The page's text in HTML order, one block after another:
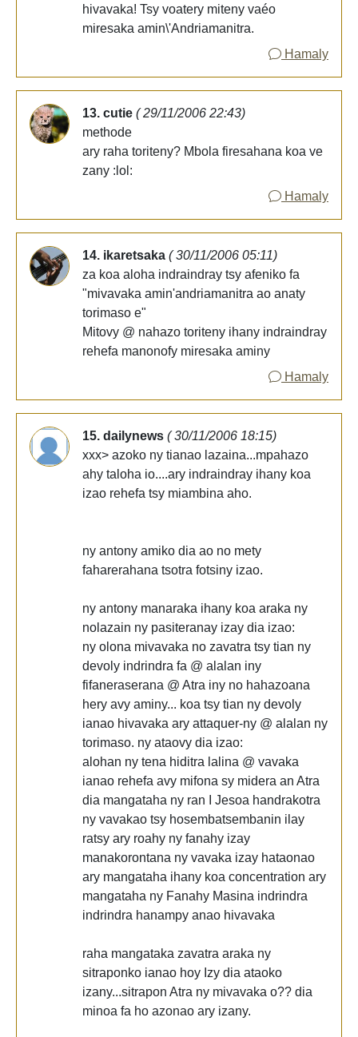
hivavaka! Tsy voatery miteny vaéo
miresaka amin\'Andriamanitra.
Hamaly
13. cutie ( 29/11/2006 22:43)
methode
ary raha toriteny? Mbola firesahana koa ve
zany :lol:
Hamaly
14. ikaretsaka ( 30/11/2006 05:11)
za koa aloha indraindray tsy afeniko fa
"mivavaka amin'andriamanitra ao anaty
torimaso e"
Mitovy @ nahazo toriteny ihany indraindray
rehefa manonofy miresaka aminy
Hamaly
15. dailynews ( 30/11/2006 18:15)
xxx> azoko ny tianao lazaina...mpahazo
ahy taloha io....ary indraindray ihany koa
izao rehefa tsy miambina aho.
ny antony amiko dia ao no mety
faharerahana tsotra fotsiny izao.
ny antony manaraka ihany koa araka ny
nolazain ny pasiteranay izay dia izao:
ny olona mivavaka no zavatra tsy tian ny
devoly indrindra fa @ alalan iny
fifaneraserana @ Atra iny no hahazoana
hery avy aminy... koa tsy tian ny devoly
ianao hivavaka ary attaquer-ny @ alalan ny
torimaso. ny ataovy dia izao:
alohan ny tena hiditra lalina @ vavaka
ianao rehefa avy mifona sy midera an Atra
dia mangataha ny ran I Jesoa handrakotra
ny vavakao tsy hosembatsembanin ilay
ratsy ary roahy ny fanahy izay
manakorontana ny vavaka izay hataonao
ary mangataha ihany koa concentration ary
mangataha ny Fanahy Masina indrindra
indrindra hanampy anao hivavaka
raha mangataka zavatra araka ny
sitraponko ianao hoy Izy dia ataoko
izany...sitrapon Atra ny mivavaka o?? dia
minoa fa ho azonao ary izany.